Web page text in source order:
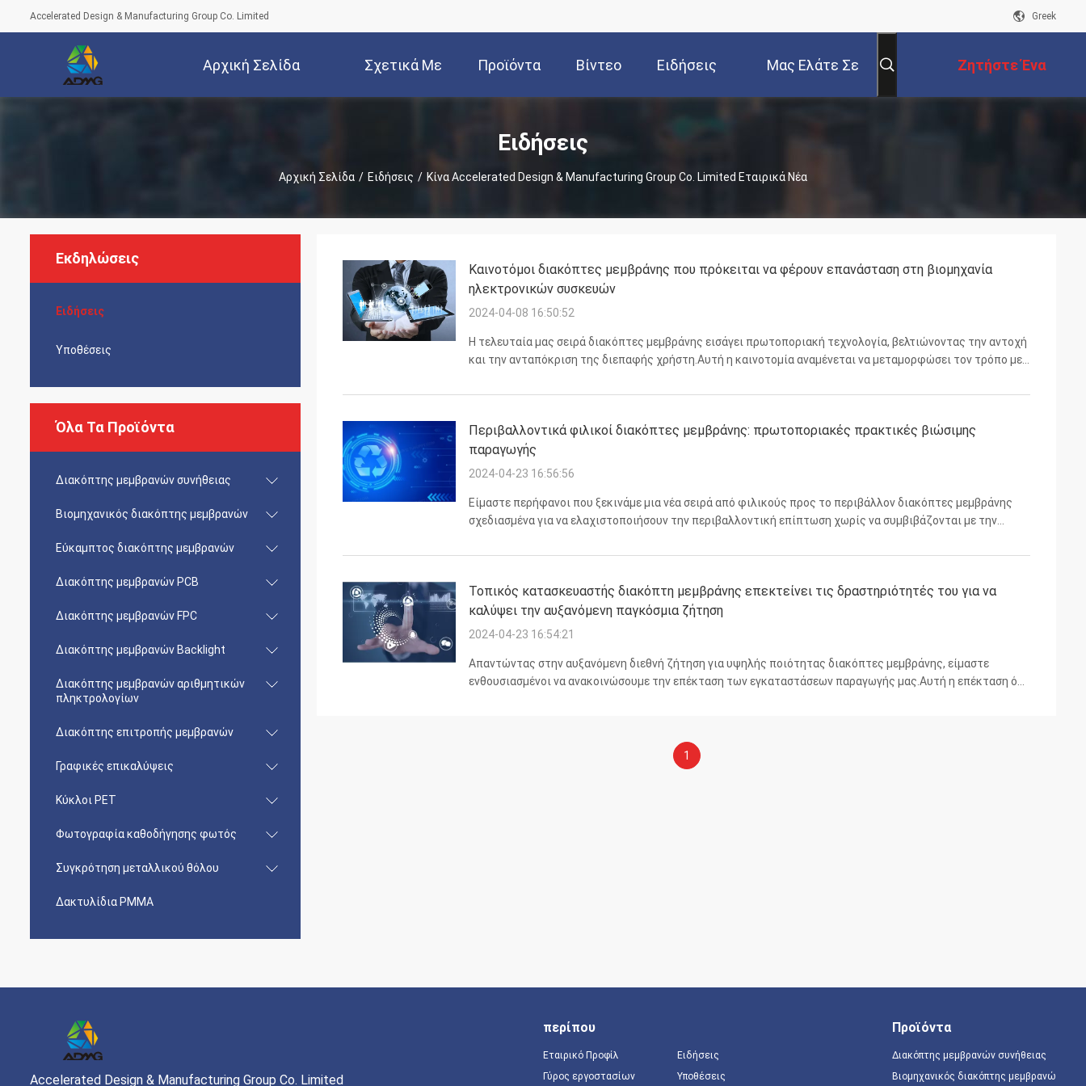
Accelerated Design & Manufacturing Group Co. Limited Greek
Αρχική Σελίδα Σχετικά Με Προϊόντα Βίντεο Ειδήσεις Μας Ελάτε Σε Ζητήστε Ένα
Απόσπασμα
Ειδήσεις
Αρχική Σελίδα / Ειδήσεις / Κίνα Accelerated Design & Manufacturing Group Co. Limited Εταιρικά Νέα
Εκδηλώσεις
Ειδήσεις
Υποθέσεις
Όλα Τα Προϊόντα
Διακόπτης μεμβρανών συνήθειας
Βιομηχανικός διακόπτης μεμβρανών
Εύκαμπτος διακόπτης μεμβρανών
Διακόπτης μεμβρανών PCB
Διακόπτης μεμβρανών FPC
Διακόπτης μεμβρανών Backlight
Διακόπτης μεμβρανών αριθμητικών
πληκτρολογίων
Διακόπτης επιτροπής μεμβρανών
Γραφικές επικαλύψεις
Κύκλοι PET
Φωτογραφία καθοδήγησης φωτός
Συγκρότηση μεταλλικού θόλου
Δακτυλίδια PMMA
Καινοτόμοι διακόπτες μεμβράνης που πρόκειται να φέρουν επανάσταση στη βιομηχανία
ηλεκτρονικών συσκευών
2024-04-08 16:50:52
Η τελευταία μας σειρά διακόπτες μεμβράνης εισάγει πρωτοποριακή τεχνολογία, βελτιώνοντας την αντοχή
και την ανταπόκριση της διεπαφής χρήστη.Αυτή η καινοτομία αναμένεται να μεταμορφώσει τον τρόπο με
νέοι διακ...
Περιβαλλοντικά φιλικοί διακόπτες μεμβράνης: πρωτοποριακές πρακτικές βιώσιμης
παραγωγής
2024-04-23 16:56:56
Είμαστε περήφανοι που ξεκινάμε μια νέα σειρά από φιλικούς προς το περιβάλλον διακόπτες μεμβράνης
σχεδιασμένα για να ελαχιστοποιήσουν την περιβαλλοντική επίπτωση χωρίς να συμβιβάζονται με την
ενεργειακά αποδοτ...
Τοπικός κατασκευαστής διακόπτη μεμβράνης επεκτείνει τις δραστηριότητές του για να
καλύψει την αυξανόμενη παγκόσμια ζήτηση
2024-04-23 16:54:21
Απαντώντας στην αυξανόμενη διεθνή ζήτηση για υψηλής ποιότητας διακόπτες μεμβράνης, είμαστε
ενθουσιασμένοι να ανακοινώσουμε την επέκταση των εγκαταστάσεων παραγωγής μας.Αυτή η επέκταση όχι
1
Accelerated Design & Manufacturing Group Co. Limited
περίπου
Εταιρικό Προφίλ
Γύρος εργοστασίων
Ειδήσεις
Υποθέσεις
Προϊόντα
Διακόπτης μεμβρανών συνήθειας
Βιομηχανικός διακόπτης μεμβρανών